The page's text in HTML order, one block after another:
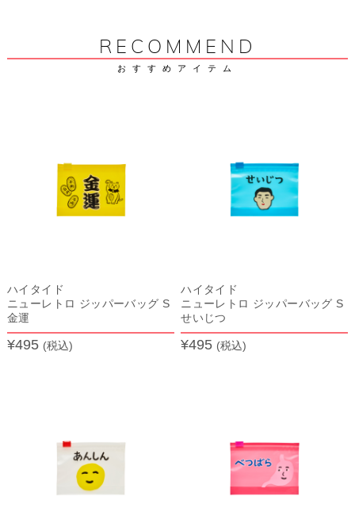
RECOMMEND
おすすめアイテム
ハイタイド
ニューレトロ ジッパーバッグ S
金運
¥495 (税込)
ハイタイド
ニューレトロ ジッパーバッグ S
せいじつ
¥495 (税込)